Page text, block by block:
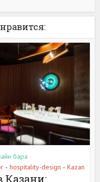
бара
• hospitality-design • Kazan
Казани: